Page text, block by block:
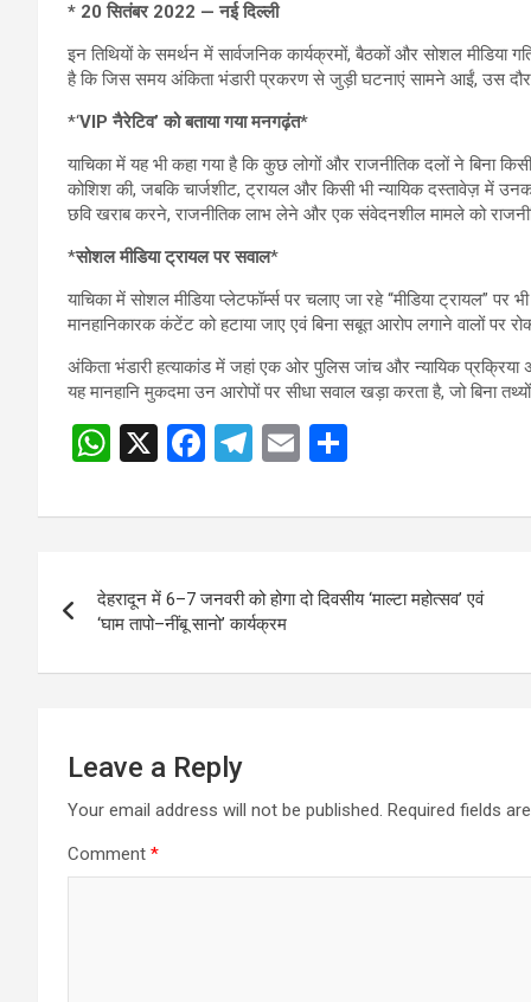
* 20 सितंबर 2022 — नई दिल्ली
इन तिथियों के समर्थन में सार्वजनिक कार्यक्रमों, बैठकों और सोशल मीडिया
है कि जिस समय अंकिता भंडारी प्रकरण से जुड़ी घटनाएं सामने आईं, उस
*‘VIP नैरेटिव’ को बताया गया मनगढ़ंत*
याचिका में यह भी कहा गया है कि कुछ लोगों और राजनीतिक दलों ने बिना
कोशिश की, जबकि चार्जशीट, ट्रायल और किसी भी न्यायिक दस्तावेज़ में
छवि खराब करने, राजनीतिक लाभ लेने और एक संवेदनशील मामले को
*सोशल मीडिया ट्रायल पर सवाल*
याचिका में सोशल मीडिया प्लेटफॉर्म्स पर चलाए जा रहे “मीडिया
मानहानिकारक कंटेंट को हटाया जाए एवं बिना सबूत आरोप लगाने वालों पर
अंकिता भंडारी हत्याकांड में जहां एक ओर पुलिस जांच और न्यायिक प्रक्रिया
यह मानहानि मुकदमा उन आरोपों पर सीधा सवाल खड़ा करता है, जो बिना
Post
W
at
A
p
p
X
F
ce
o
o
k
T
e
a
m
E
ail ar
navigation
देहरादून में 6–7 जनवरी को होगा दो दिवसीय ‘माल्टा महोत्सव’ एवं
‘घाम तापो–नींबू सानो’ कार्यक्रम
Leave a Reply
Your email address will not be published. Required fields
Comment *